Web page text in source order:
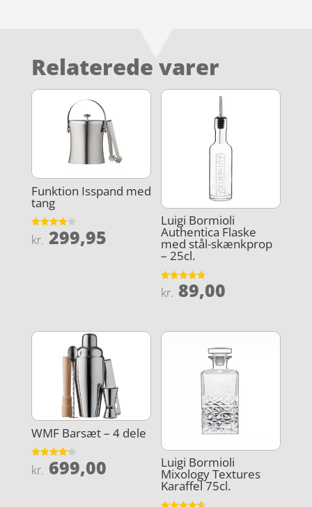
Relaterede varer
Funktion Isspand med
tang
Vurderet
3.9
kr. 299,95
Luigi Bormioli
Authentica Flaske
med stål-skænkprop
– 25cl.
Vurderet
4.8
kr. 89,00
WMF Barsæt – 4 dele
Vurderet
4.2
kr. 699,00 Luigi Bormioli
Mixology Textures
Karaffel 75cl.